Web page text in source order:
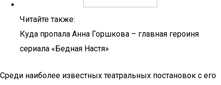
Читайте также:
Куда пропала Анна Горшкова – главная героиня
сериала «Бедная Настя»
Среди наиболее известных театральных постановок с его